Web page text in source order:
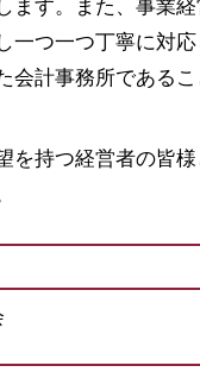
ます。また、事業
一つ一つ丁寧に対
会計事務所である
を持つ経営者の皆